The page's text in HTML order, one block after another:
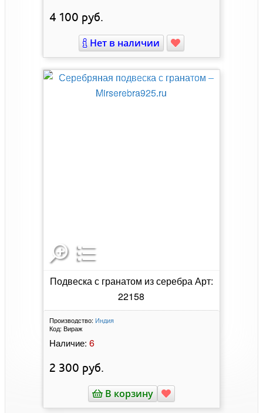
4 100 руб.
Нет в наличии
Подвеска с гранатом из серебра Арт:
22158
Производство: Индия
Код: Вираж
Наличие: 6
2 300 руб.
В корзину